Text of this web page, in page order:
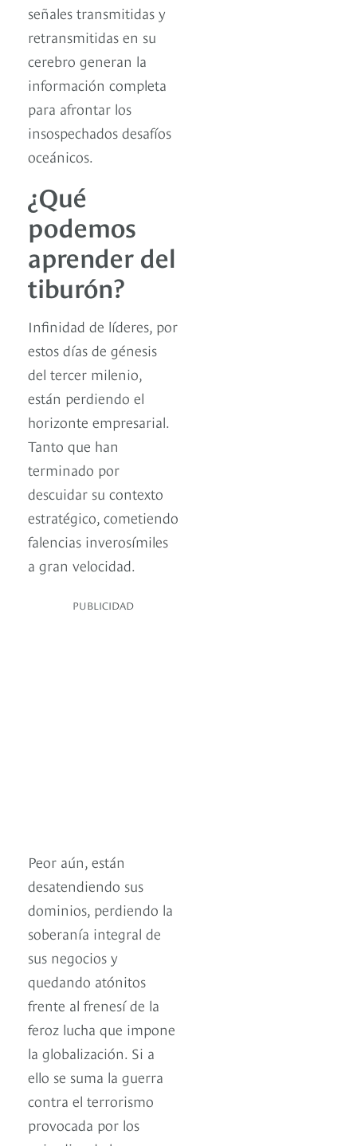
señales transmitidas y
retransmitidas en su
cerebro generan la
información completa
para afrontar los
insospechados desafíos
oceánicos.
¿Qué
podemos
aprender del
tiburón?
Infinidad de líderes, por
estos días de génesis
del tercer milenio,
están perdiendo el
horizonte empresarial.
Tanto que han
terminado por
descuidar su contexto
estratégico, cometiendo
falencias inverosímiles
a gran velocidad.
PUBLICIDAD
Peor aún, están
desatendiendo sus
dominios, perdiendo la
soberanía integral de
sus negocios y
quedando atónitos
frente al frenesí de la
feroz lucha que impone
la globalización. Si a
ello se suma la guerra
contra el terrorismo
provocada por los